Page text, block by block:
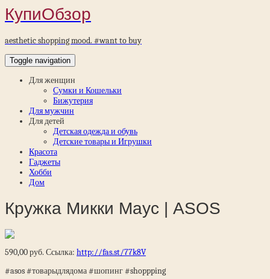
КупиОбзор
aesthetic shopping mood. #want to buy
Toggle navigation
Для женщин
Сумки и Кошельки
Бижутерия
Для мужчин
Для детей
Детская одежда и обувь
Детские товары и Игрушки
Красота
Гаджеты
Хобби
Дом
Кружка Микки Маус | ASOS
590,00 руб. Ссылка: http://fas.st/77k8V
#asos #товарыдлядома #шопинг #shoppping